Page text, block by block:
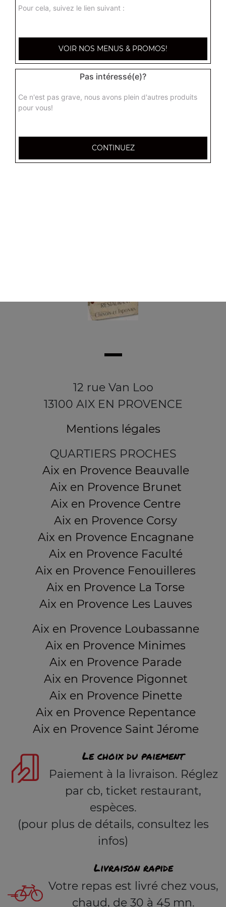
12 rue Van Loo
13100 AIX EN PROVENCE
Mentions légales
QUARTIERS PROCHES
Aix en Provence Beauvalle
Aix en Provence Brunet
Aix en Provence Centre
Aix en Provence Corsy
Aix en Provence Encagnane
Aix en Provence Faculté
Aix en Provence Fenouilleres
Aix en Provence La Torse
Aix en Provence Les Lauves
Aix en Provence Loubassanne
Aix en Provence Minimes
Aix en Provence Parade
Aix en Provence Pigonnet
Aix en Provence Pinette
Aix en Provence Repentance
Aix en Provence Saint Jérome
Le choix du paiement
Paiement à la livraison. Réglez
par cb, ticket restaurant,
espèces.
(pour plus de détails, consultez les
infos)
Livraison rapide
Votre repas est livré chez vous,
chaud, de 30 à 45 mn.
Pour cela, suivez le lien suivant :
VOIR NOS MENUS & PROMOS!
Pas intéressé(e)?
Ce n'est pas grave, nous avons plein d'autres produits
pour vous!
CONTINUEZ